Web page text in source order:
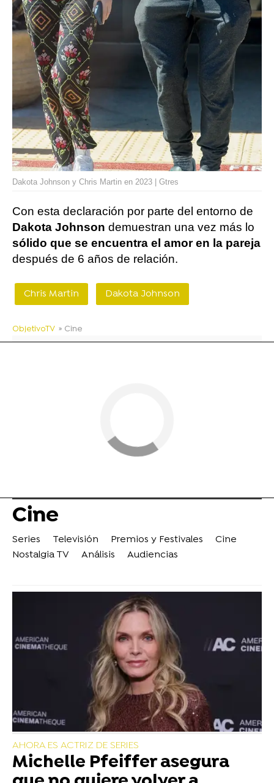
Dakota Johnson y Chris Martin en 2023 | Gtres
Con esta declaración por parte del entorno de
Dakota Johnson demuestran una vez más lo
sólido que se encuentra el amor en la pareja
después de 6 años de relación.
Chris Martin Dakota Johnson
ObjetivoTV » Cine
Cine
Series Televisión Premios y Festivales
Cine
Nostalgia TV
Análisis Audiencias
AHORA ES ACTRIZ DE SERIES
Michelle Pfeiffer asegura